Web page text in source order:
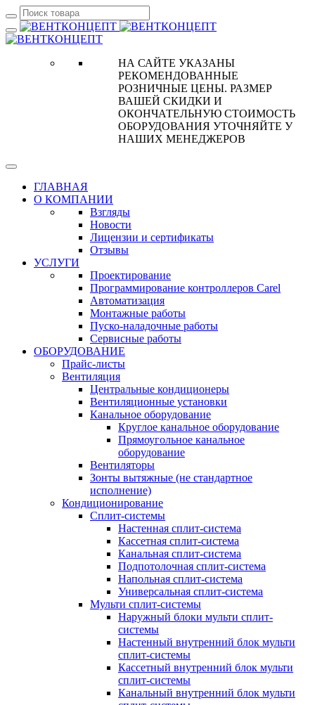
НА САЙТЕ УКАЗАНЫ
РЕКОМЕНДОВАННЫЕ
РОЗНИЧНЫЕ ЦЕНЫ. РАЗМЕР
ВАШЕЙ СКИДКИ И
ОКОНЧАТЕЛЬНУЮ СТОИМОСТЬ
ОБОРУДОВАНИЯ УТОЧНЯЙТЕ У
НАШИХ МЕНЕДЖЕРОВ
ГЛАВНАЯ
О КОМПАНИИ
Взгляды
Новости
Лицензии и сертификаты
Отзывы
УСЛУГИ
Проектирование
Программирование контроллеров Carel
Автоматизация
Монтажные работы
Пуско-наладочные работы
Сервисные работы
ОБОРУДОВАНИЕ
Прайс-листы
Вентиляция
Центральные кондиционеры
Вентиляционные установки
Канальное оборудование
Круглое канальное оборудование
Прямоугольное канальное
оборудование
Вентиляторы
Зонты вытяжные (не стандартное
исполнение)
Кондиционирование
Сплит-системы
Настенная сплит-система
Кассетная сплит-система
Канальная сплит-система
Подпотолочная сплит-система
Напольная сплит-система
Универсальная сплит-система
Мульти сплит-системы
Наружный блоки мульти сплит-
системы
Настенный внутренний блок мульти
сплит-системы
Кассетный внутренний блок мульти
сплит-системы
Канальный внутренний блок мульти